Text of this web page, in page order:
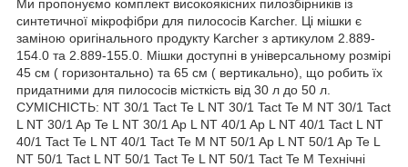
Ми пропонуємо комплект високоякісних пилозбірників із
синтетичної мікрофібри для пилососів Karcher. Ці мішки є
заміною оригінального продукту Karcher з артикулом 2.889-
154.0 та 2.889-155.0. Мішки доступні в універсальному розмірі
45 см ( горизонтально) та 65 см ( вертикально), що робить їх
придатними для пилососів місткість від 30 л до 50 л.
СУМІСНІСТЬ: NT 30/1 Tact Te L NT 30/1 Tact Te M NT 30/1 Tact
L NT 30/1 Ap Te L NT 30/1 Ap L NT 40/1 Ap L NT 40/1 Tact L NT
40/1 Tact Te L NT 40/1 Tact Te M NT 50/1 Ap L NT 50/1 Ap Te L
NT 50/1 Tact L NT 50/1 Tact Te L NT 50/1 Tact Te M Технічні